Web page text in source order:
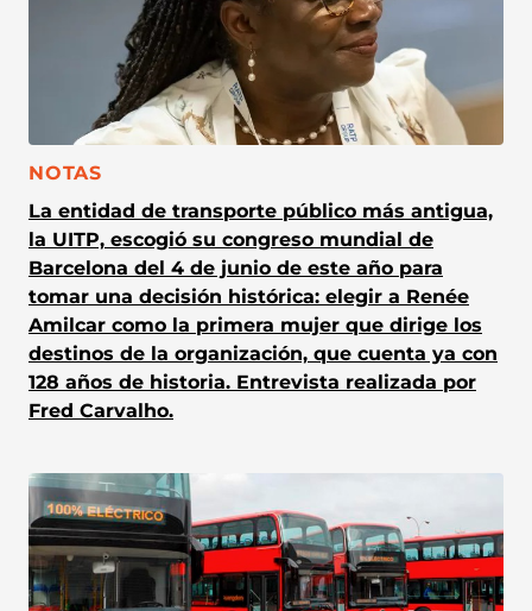
CATEGORÍA:
NOTAS
La entidad de transporte público más antigua,
la UITP, escogió su congreso mundial de
Barcelona del 4 de junio de este año para
tomar una decisión histórica: elegir a Renée
Amilcar como la primera mujer que dirige los
destinos de la organización, que cuenta ya con
128 años de historia. Entrevista realizada por
Fred Carvalho.